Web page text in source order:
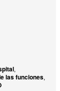
,
las funciones,